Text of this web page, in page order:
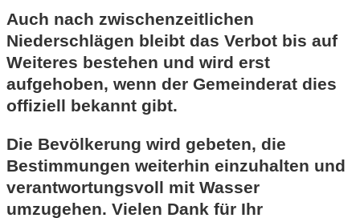
Auch nach zwischenzeitlichen
Niederschlägen bleibt das Verbot bis auf
Weiteres bestehen und wird erst
aufgehoben, wenn der Gemeinderat dies
offiziell bekannt gibt.
Die Bevölkerung wird gebeten, die
Bestimmungen weiterhin einzuhalten und
verantwortungsvoll mit Wasser
umzugehen. Vielen Dank für Ihr